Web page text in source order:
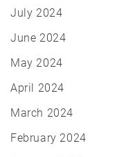
July 2024
June 2024
May 2024
April 2024
March 2024
February 2024